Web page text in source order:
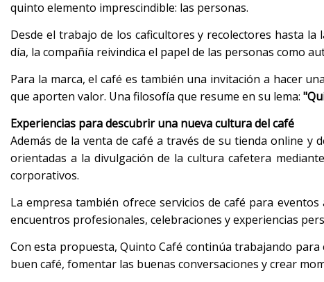
quinto elemento imprescindible: las personas.
Desde el trabajo de los caficultores y recolectores hasta
día, la compañía reivindica el papel de las personas como
Para la marca, el café es también una invitación a hacer
que aporten valor. Una filosofía que resume en su lema:
Experiencias para descubrir una nueva cultura del café
Además de la venta de café a través de su tienda online y
orientadas a la divulgación de la cultura cafetera
corporativos.
La empresa también ofrece servicios de café para
encuentros profesionales, celebraciones y experiencias
Con esta propuesta, Quinto Café continúa trabajando
buen café, fomentar las buenas conversaciones y crear